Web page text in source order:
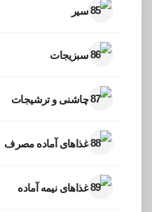
سیر
سبزیجات
چاشنی و ترشیجات
غذاهای آماده مصرف
غذاهای نیمه آماده
برچسب:
شده